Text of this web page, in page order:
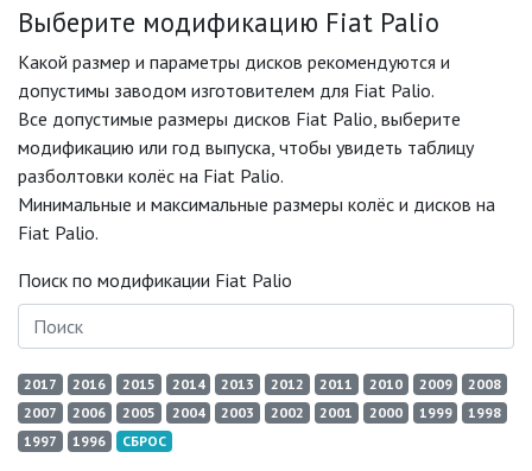
Выберите модификацию Fiat Palio
Какой размер и параметры дисков рекомендуются и
допустимы заводом изготовителем для Fiat Palio.
Все допустимые размеры дисков Fiat Palio, выберите
модификацию или год выпуска, чтобы увидеть таблицу
разболтовки колёс на Fiat Palio.
Минимальные и максимальные размеры колёс и дисков на
Fiat Palio.
Поиск по модификации Fiat Palio
2017 2016 2015 2014 2013 2012 2011 2010 2009
2008
2007
2006 2005 2004 2003 2002 2001 2000 1999
1998
1997
1996 СБРОС